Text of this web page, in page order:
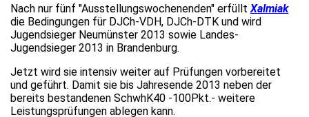
Nach nur fünf "Ausstellungswochenenden" erfülltXalmiak
die Bedingungen für DJCh-VDH, DJCh-DTK und wird
Jugendsieger Neumünster 2013 sowie Landes-
Jugendsieger 2013 in Brandenburg.
Jetzt wird sie intensiv weiter auf Prüfungen vorbereitet
und geführt. Damit sie bis Jahresende 2013 neben der
bereits bestandenen SchwhK40 -100Pkt.- weitere
Leistungsprüfungen ablegen kann.